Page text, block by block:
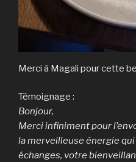
Merci à Magali pour cette
Témoignage :
Bonjour,
Merci infiniment pour
la merveilleuse énergie
échanges, votre